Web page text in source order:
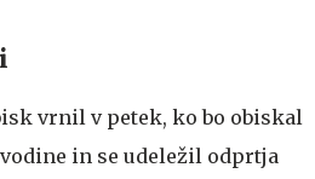
vrnil v petek, ko bo obiskal
in se udeležil odprtja